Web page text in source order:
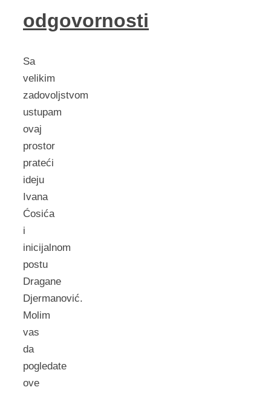
odgovornosti
Sa
velikim
zadovoljstvom
ustupam
ovaj
prostor
prateći
ideju
Ivana
Ćosića
i
inicijalnom
postu
Dragane
Djermanović.
Molim
vas
da
pogledate
ove